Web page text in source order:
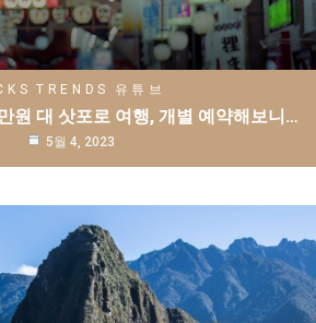
TRENDS 유튜브
원 대 삿포로 여행, 개별 예약해보니…
5월 4, 2023